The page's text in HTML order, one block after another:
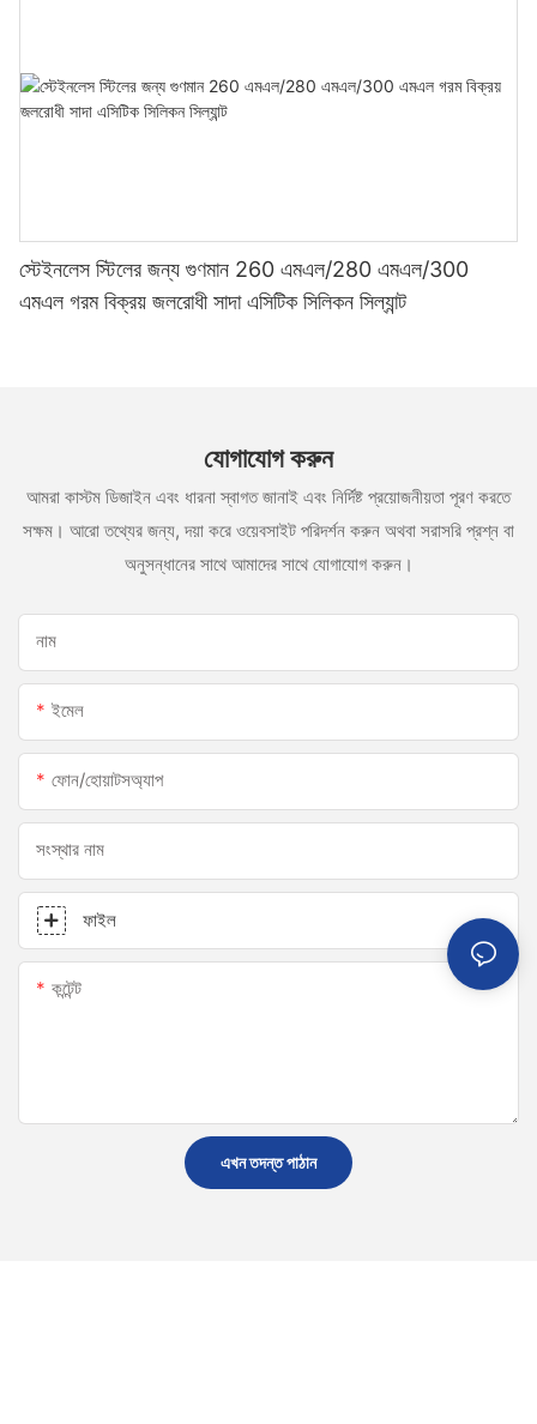
স্টেইনলেস স্টিলের জন্য গুণমান 260 এমএল/280 এমএল/300
এমএল গরম বিক্রয় জলরোধী সাদা এসিটিক সিলিকন সিল্যান্ট
যোগাযোগ করুন
আমরা কাস্টম ডিজাইন এবং ধারনা স্বাগত জানাই এবং নির্দিষ্ট প্রয়োজনীয়তা পূরণ করতে
সক্ষম। আরো তথ্যের জন্য, দয়া করে ওয়েবসাইট পরিদর্শন করুন অথবা সরাসরি প্রশ্ন বা
অনুসন্ধানের সাথে আমাদের সাথে যোগাযোগ করুন।
নাম
ইমেল
ফোন/হোয়াটসঅ্যাপ
সংস্থার নাম
ফাইল
কন্টেন্ট
এখন তদন্ত পাঠান